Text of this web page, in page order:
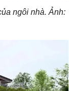
ngôi nhà. Ảnh: